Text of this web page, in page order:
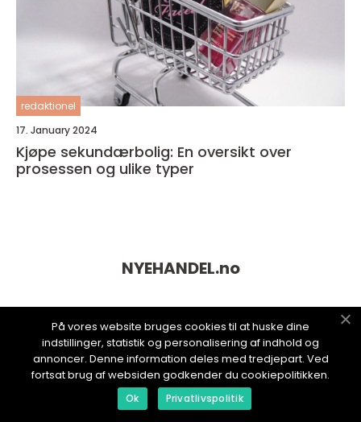
redaktionel
17. January 2024
Kjøpe sekundærbolig: En oversikt over
prosessen og ulike typer
NYEHANDEL.no
På vores website bruges cookies til at huske dine
indstillinger, statistik og personalisering af indhold og
annoncer. Denne information deles med tredjepart. Ved
fortsat brug af websiden godkender du cookiepolitikken.
Ok Privatlivspolitik